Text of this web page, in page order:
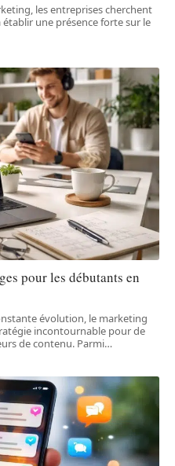
les entreprises cherchent
une présence forte sur le
pour les débutants en
évolution, le marketing
incontournable pour de
de contenu. Parmi…